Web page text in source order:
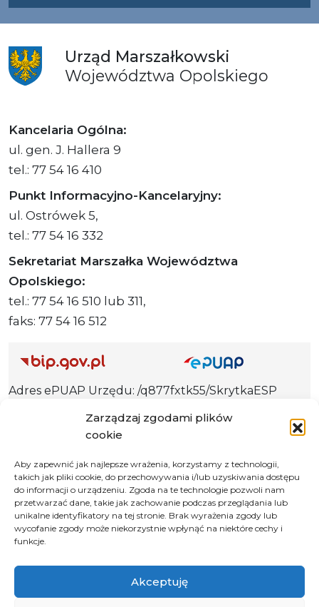
Zarządzaj zgodami plików
cookie
Aby zapewnić jak najlepsze wrażenia, korzystamy z technologii,
takich jak pliki cookie, do przechowywania i/lub uzyskiwania dostępu
do informacji o urządzeniu. Zgoda na te technologie pozwoli nam
przetwarzać dane, takie jak zachowanie podczas przeglądania lub
unikalne identyfikatory na tej stronie. Brak wyrażenia zgody lub
wycofanie zgody może niekorzystnie wpłynąć na niektóre cechy i
funkcje.
Akceptuję
Urząd Marszałkowski
Województwa Opolskiego
Kancelaria Ogólna:
ul. gen. J. Hallera 9
tel.: 77 54 16 410
Punkt Informacyjno-Kancelaryjny:
ul. Ostrówek 5,
tel.: 77 54 16 332
Sekretariat Marszałka Województwa
Opolskiego:
tel.: 77 54 16 510 lub 311,
faks: 77 54 16 512
Adres ePUAP Urzędu: /q877fxtk55/SkrytkaESP
Urzędu: AE:PL-66703-73759-IGTUV-14
Polityka prywatności
Klauzula informacyjna RODO
Deklaracja dostępności
© 2026 Samorząd Województwa Opolskiego